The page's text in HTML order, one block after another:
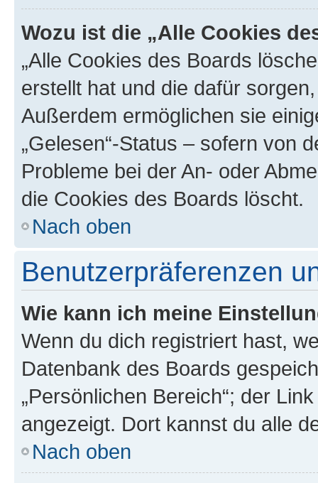
Wozu ist die „Alle Cookies
„Alle Cookies des Boards
erstellt hat und die dafür
Außerdem ermöglichen sie
„Gelesen“-Status – sofern von
Probleme bei der An- oder
die Cookies des Boards löscht.
Nach oben
Benutzerpräferenzen
Wie kann ich meine
Wenn du dich registriert hast,
Datenbank des Boards
„Persönlichen Bereich“; der
angezeigt. Dort kannst du alle
Nach oben